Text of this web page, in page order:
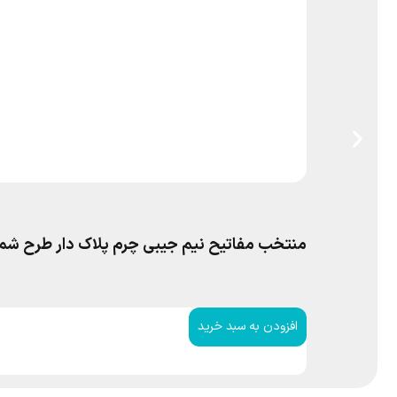
منتخب مفاتیح نیم جیبی چرم پلاک دار طرح
افزودن به سبد خرید